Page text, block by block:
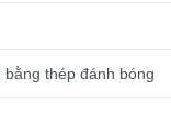
thép đánh bóng